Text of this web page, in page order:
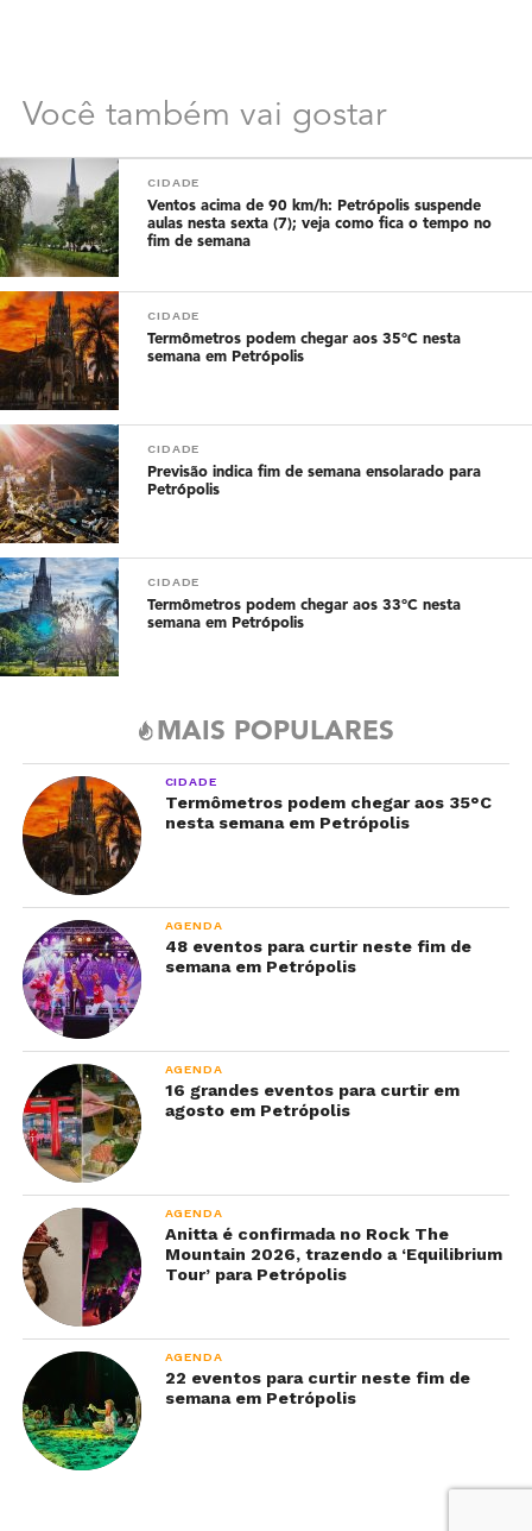
Você também vai gostar
CIDADE
Ventos acima de 90 km/h: Petrópolis suspende
aulas nesta sexta (7); veja como fica o tempo no
fim de semana
CIDADE
Termômetros podem chegar aos 35°C nesta
semana em Petrópolis
CIDADE
Previsão indica fim de semana ensolarado para
Petrópolis
CIDADE
Termômetros podem chegar aos 33°C nesta
semana em Petrópolis
MAIS POPULARES
CIDADE
Termômetros podem chegar aos 35°C
nesta semana em Petrópolis
AGENDA
48 eventos para curtir neste fim de
semana em Petrópolis
AGENDA
16 grandes eventos para curtir em
agosto em Petrópolis
AGENDA
Anitta é confirmada no Rock The
Mountain 2026, trazendo a ‘Equilibrium
Tour’ para Petrópolis
AGENDA
22 eventos para curtir neste fim de
semana em Petrópolis